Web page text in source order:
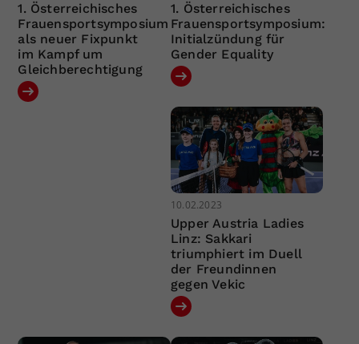
1. Österreichisches
Frauensportsymposium
als neuer Fixpunkt
im Kampf um
Gleichberechtigung
1. Österreichisches
Frauensportsymposium:
Initialzündung für
Gender Equality
10.02.2023
Upper Austria Ladies
Linz: Sakkari
triumphiert im Duell
der Freundinnen
gegen Vekic